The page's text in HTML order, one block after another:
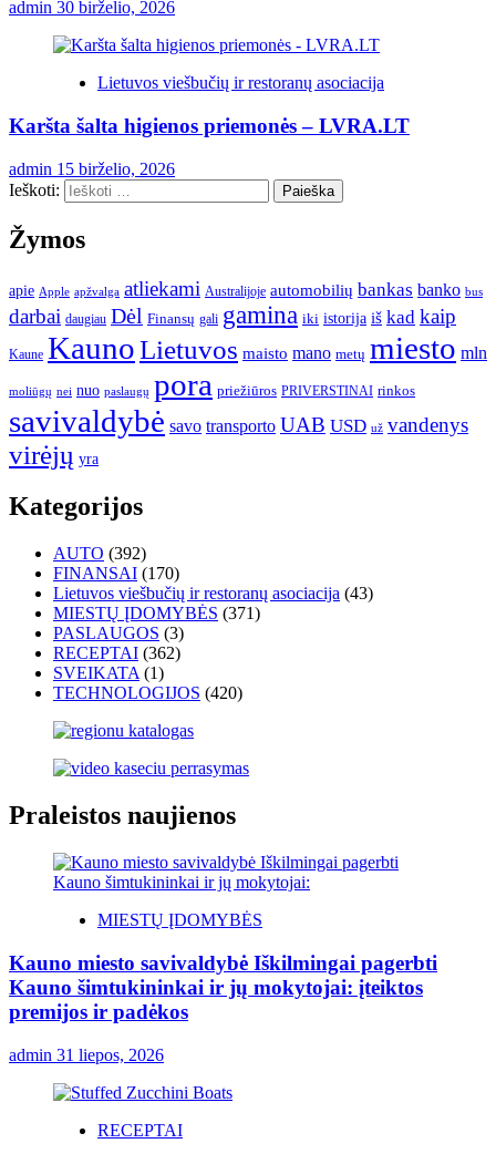
admin 30 birželio, 2026
Lietuvos viešbučių ir restoranų asociacija
Karšta šalta higienos priemonės – LVRA.LT
admin 15 birželio, 2026
Ieškoti:
Žymos
apie Apple apžvalga atliekami Australijoje automobilių bankas banko bus
darbai daugiau Dėl Finansų gali gamina iki istorija iš kad kaip
Kaune KaunoLietuvos maisto mano metų miesto mln
moliūgų nei nuo paslaugų pora priežiūros PRIVERSTINAI rinkos
savivaldybė savo transporto UAB USD už vandenys
virėjų yra
Kategorijos
AUTO (392)
FINANSAI (170)
Lietuvos viešbučių ir restoranų asociacija (43)
MIESTŲ ĮDOMYBĖS (371)
PASLAUGOS (3)
RECEPTAI (362)
SVEIKATA (1)
TECHNOLOGIJOS (420)
Praleistos naujienos
MIESTŲ ĮDOMYBĖS
Kauno miesto savivaldybė Iškilmingai pagerbti
Kauno šimtukininkai ir jų mokytojai: įteiktos
premijos ir padėkos
admin 31 liepos, 2026
RECEPTAI